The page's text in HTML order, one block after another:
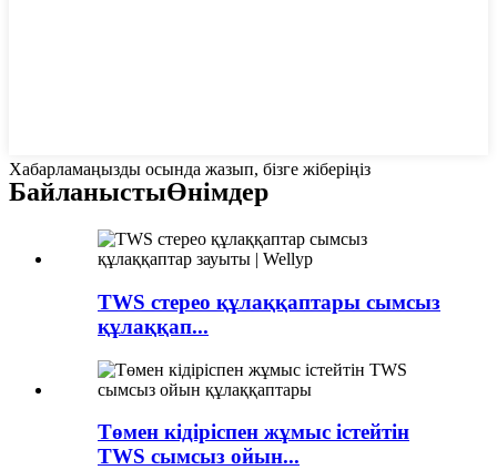
Хабарламаңызды осында жазып, бізге жіберіңіз
БайланыстыӨнімдер
TWS стерео құлаққаптары сымсыз
құлаққап...
Төмен кідіріспен жұмыс істейтін
TWS сымсыз ойын...